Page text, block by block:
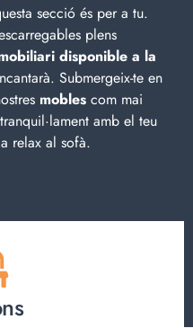
secció és per a tu.
plens
disponible a la
Submergeix-te en
mobles com mai
amb el teu
relax al sofà.